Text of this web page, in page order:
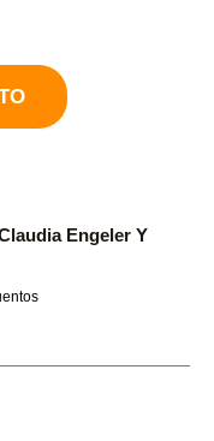
Engeler Y